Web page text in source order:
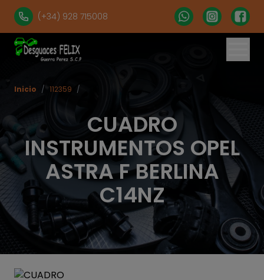
(+34) 928 715008
CUADRO
INSTRUMENTOS OPEL
ASTRA F BERLINA
C14NZ
Inicio / 112359 /